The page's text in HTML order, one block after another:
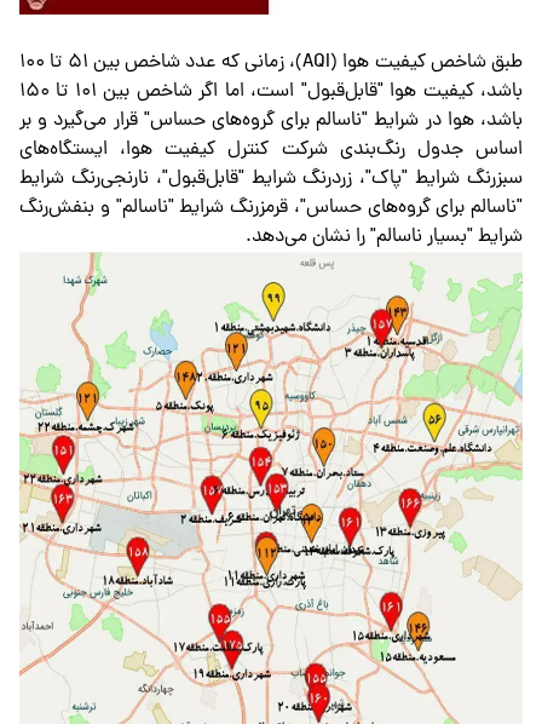
طبق شاخص کیفیت هوا (AQI)، زمانی که عدد شاخص بین ۵۱ تا ۱۰۰
باشد، کیفیت هوا "قابل‌قبول" است، اما اگر شاخص بین ۱۰۱ تا ۱۵۰
باشد، هوا در شرایط "ناسالم برای گروه‌های حساس" قرار می‌گیرد و بر
اساس جدول رنگ‌بندی شرکت کنترل کیفیت هوا، ایستگاه‌های
سبزرنگ شرایط "پاک"، زردرنگ شرایط "قابل‌قبول"، نارنجی‌رنگ شرایط
"ناسالم برای گروه‌های حساس"، قرمزرنگ شرایط "ناسالم" و بنفش‌رنگ
شرایط "بسیار ناسالم" را نشان می‌دهد.